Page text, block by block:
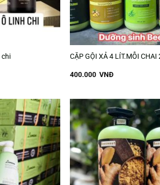
chi CẶP GỘI XẢ 4 LÍT.MỖI CHAI
400.000 VNĐ